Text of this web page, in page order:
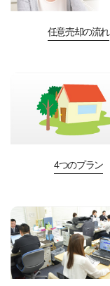
任意売却の流れ
4つのプラン